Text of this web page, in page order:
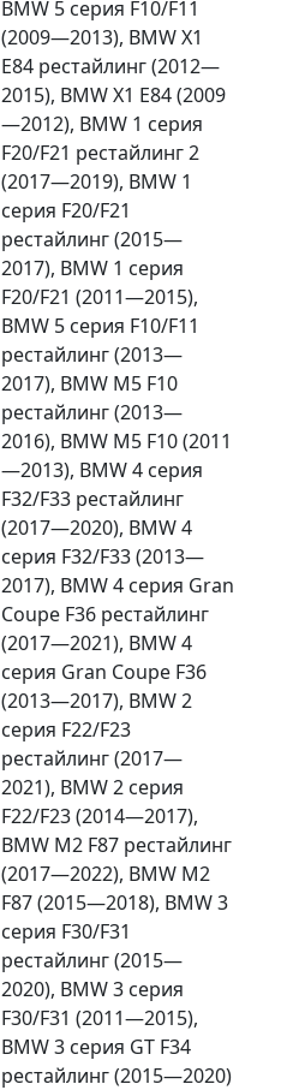
BMW 5 серия F10/F11
(2009—2013), BMW X1
E84 рестайлинг (2012—
2015), BMW X1 E84 (2009
—2012), BMW 1 серия
F20/F21 рестайлинг 2
(2017—2019), BMW 1
серия F20/F21
рестайлинг (2015—
2017), BMW 1 серия
F20/F21 (2011—2015),
BMW 5 серия F10/F11
рестайлинг (2013—
2017), BMW M5 F10
рестайлинг (2013—
2016), BMW M5 F10 (2011
—2013), BMW 4 серия
F32/F33 рестайлинг
(2017—2020), BMW 4
серия F32/F33 (2013—
2017), BMW 4 серия Gran
Coupe F36 рестайлинг
(2017—2021), BMW 4
серия Gran Coupe F36
(2013—2017), BMW 2
серия F22/F23
рестайлинг (2017—
2021), BMW 2 серия
F22/F23 (2014—2017),
BMW M2 F87 рестайлинг
(2017—2022), BMW M2
F87 (2015—2018), BMW 3
серия F30/F31
рестайлинг (2015—
2020), BMW 3 серия
F30/F31 (2011—2015),
BMW 3 серия GT F34
рестайлинг (2015—2020)